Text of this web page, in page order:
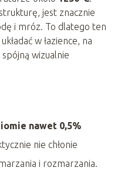
jest znacznie
i mróz. To dlatego ten
w łazience, na
wizualnie
nawet 0,5%
nie chłonie
i rozmarzania.